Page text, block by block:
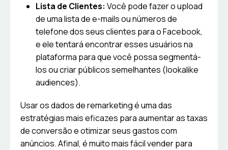
Lista de Clientes: Você pode fazer o upload
de uma lista de e-mails ou números de
telefone dos seus clientes para o Facebook,
e ele tentará encontrar esses usuários na
plataforma para que você possa segmentá-
los ou criar públicos semelhantes (lookalike
audiences).
Usar os dados de remarketing é uma das
estratégias mais eficazes para aumentar as taxas
de conversão e otimizar seus gastos com
anúncios. Afinal, é muito mais fácil vender para